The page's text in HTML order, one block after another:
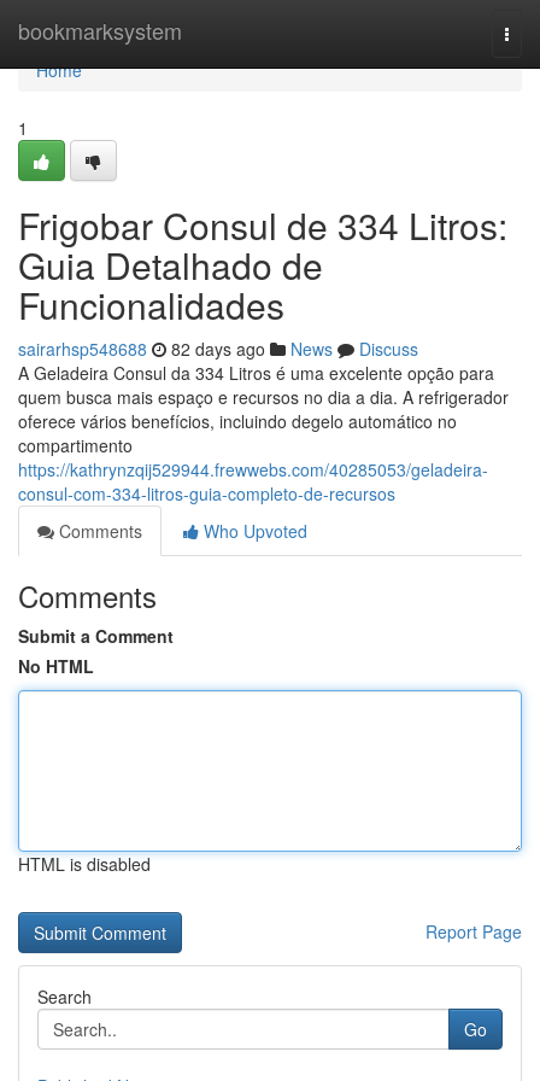
bookmarksystem
Home
Home
1
Frigobar Consul de 334 Litros:
Guia Detalhado de
Funcionalidades
sairarhsp548688 82 days ago News
Discuss
A Geladeira Consul da 334 Litros é uma excelente opção para
quem busca mais espaço e recursos no dia a dia. A refrigerador
oferece vários benefícios, incluindo degelo automático no
compartimento
https://kathrynzqij529944.frewwebs.com/40285053/geladeira-
consul-com-334-litros-guia-completo-de-recursos
Comments
Who Upvoted
Comments
Submit a Comment
No HTML
HTML is disabled
Report Page
Search
Go